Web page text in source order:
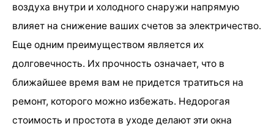
воздуха внутри и холодного снаружи напрямую
влияет на снижение ваших счетов за электричество.
Еще одним преимуществом является их
долговечность. Их прочность означает, что в
ближайшее время вам не придется тратиться на
ремонт, которого можно избежать. Недорогая
стоимость и простота в уходе делают эти окна